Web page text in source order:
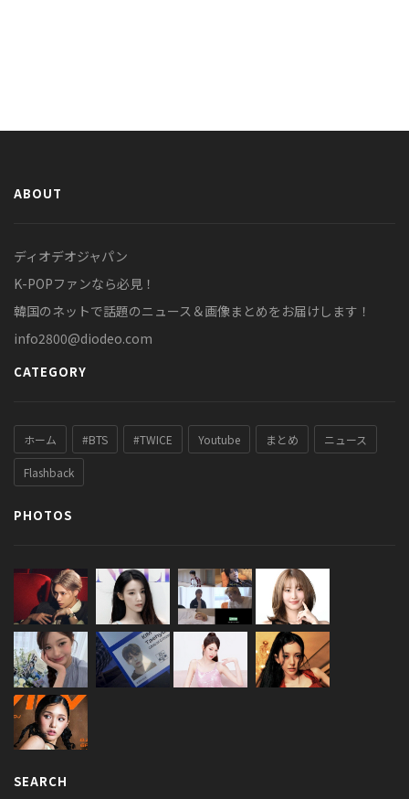
ABOUT
ディオデオジャパン
K-POPファンなら必見！
韓国のネットで話題のニュース＆画像まとめをお届けします！
info2800@diodeo.com
CATEGORY
ホーム #BTS #TWICE Youtube まとめ ニュース
Flashback
PHOTOS
SEARCH